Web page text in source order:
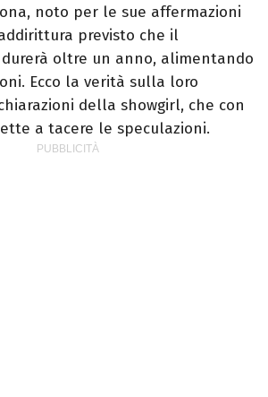
noto per le sue affermazioni
previsto che il
oltre un anno, alimentando
Ecco la verità sulla loro
della showgirl, che con
a tacere le speculazioni.